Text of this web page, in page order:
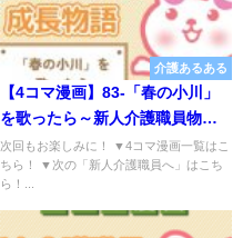
介護あるある
【4コマ漫画】83-「春の小川」
を歌ったら～新人介護職員物語
～
次回もお楽しみに！ ▼4コマ漫画一覧はこ
ちら！ ▼次の「新人介護職員へ」はこち
ら！...